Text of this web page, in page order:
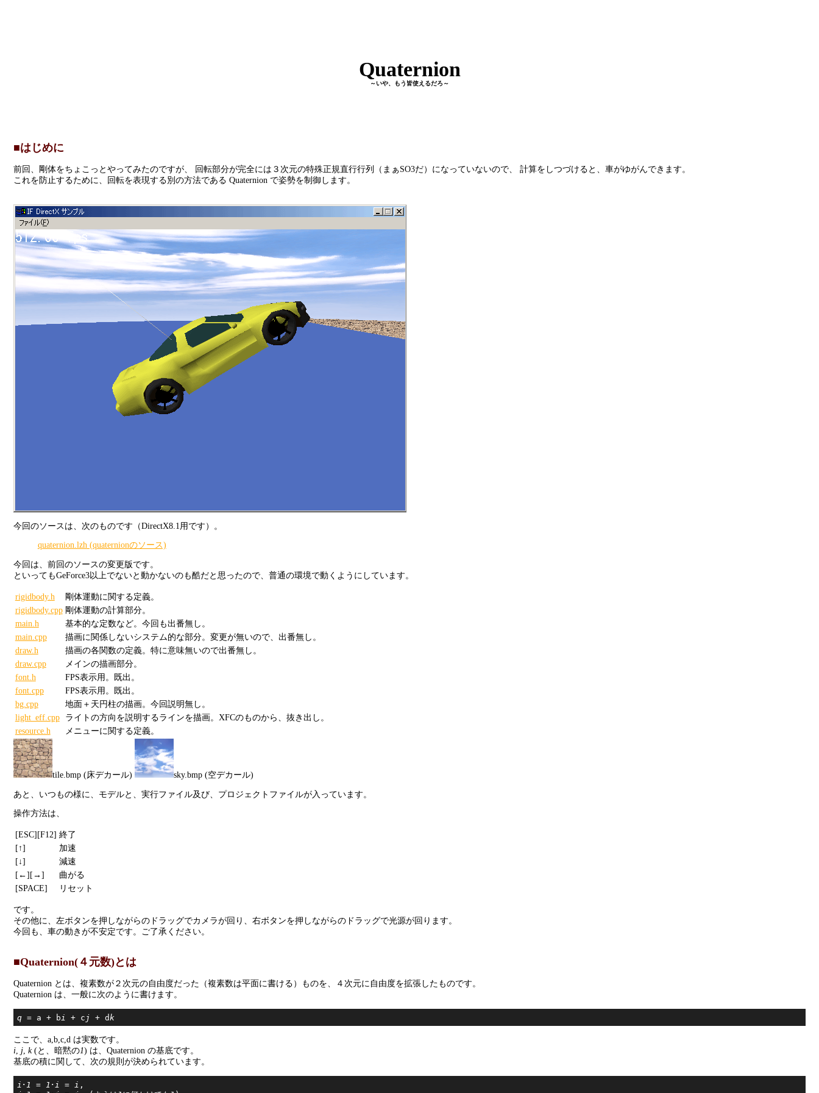
Quaternion
～いや、もう皆使えるだろ～
■はじめに
前回、剛体をちょこっとやってみたのですが、 回転部分が完全には３次元の特殊正規直行行列（まぁSO3だ）になっていないので、 計算をしつづけると、車がゆがんできます。
これを防止するために、回転を表現する別の方法である Quaternion で姿勢を制御します。
今回のソースは、次のものです（DirectX8.1用です）。
quaternion.lzh (quaternionのソース)
今回は、前回のソースの変更版です。
といってもGeForce3以上でないと動かないのも酷だと思ったので、普通の環境で動くようにしています。
rigidbody.h
剛体運動に関する定義。
rigidbody.cpp 剛体運動の計算部分。
main.h
基本的な定数など。今回も出番無し。
main.cpp
描画に関係しないシステム的な部分。変更が無いので、出番無し。
draw.h
描画の各関数の定義。特に意味無いので出番無し。
draw.cpp
メインの描画部分。
font.h
FPS表示用。既出。
font.cpp
FPS表示用。既出。
bg.cpp
地面＋天円柱の描画。今回説明無し。
light_eff.cpp
ライトの方向を説明するラインを描画。XFCのものから、抜き出し。
resource.h
メニューに関する定義。
tile.bmp (床デカール) sky.bmp (空デカール)
あと、いつもの様に、モデルと、実行ファイル及び、プロジェクトファイルが入っています。
操作方法は、
[ESC][F12] 終了
[↑]
加速
[↓]
減速
[←][→]
曲がる
[SPACE]
リセット
です。
その他に、左ボタンを押しながらのドラッグでカメラが回り、右ボタンを押しながらのドラッグで光源が回ります。
今回も、車の動きが不安定です。ご了承ください。
■Quaternion(４元数)とは
Quaternion とは、複素数が２次元の自由度だった（複素数は平面に書ける）ものを、４次元に自由度を拡張したものです。
Quaternion は、一般に次のように書けます。
q = a + b i + c j + dk
ここで、a,b,c,d は実数です。
i, j, k(と、暗黙の1) は、Quaternion の基底です。
基底の積に関して、次の規則が決められています。
i ･ 1 = 1 ･ i = i